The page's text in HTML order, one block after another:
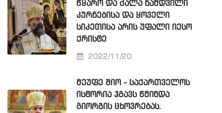
ᲬᲧᲐᲠᲝ ᲓᲐ ᲫᲐᲚᲐ ᲜᲐᲛᲓᲕᲘᲚᲘ
ᲙᲣᲠᲜᲔᲑᲘᲡᲐ ᲓᲐ ᲧᲝᲕᲔᲚᲘ
ᲡᲘᲙᲔᲗᲘᲡᲐ ᲐᲠᲘᲡ ᲣᲤᲐᲚᲘ ᲘᲔᲡᲝ
ᲥᲠᲘᲡᲢᲔ
2022/11/20
ᲛᲔᲣᲤᲔ ᲨᲘᲝ - ᲡᲐᲥᲐᲠᲗᲕᲔᲚᲝᲡ
ᲘᲡᲢᲝᲠᲘᲐ ᲰᲒᲐᲕᲡ ᲬᲛᲘᲜᲓᲐ
ᲒᲘᲝᲠᲒᲘᲡ ᲪᲮᲝᲕᲠᲔᲑᲐᲡ.